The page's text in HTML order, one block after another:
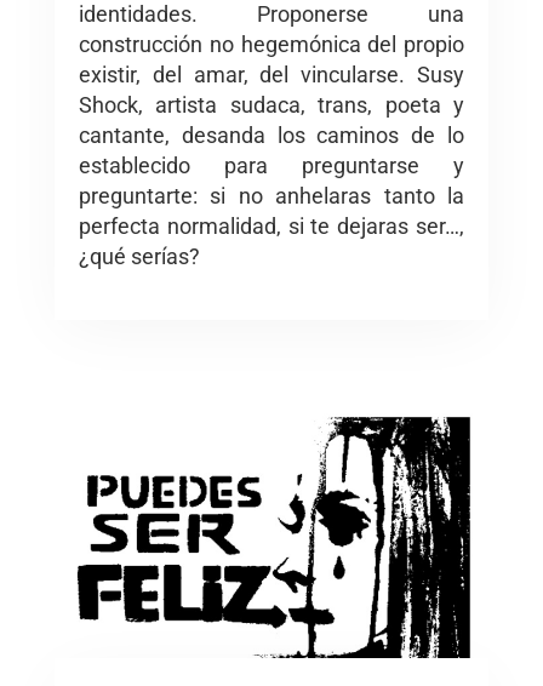
identidades. Proponerse una
construcción no hegemónica del propio
existir, del amar, del vincularse. Susy
Shock, artista sudaca, trans, poeta y
cantante, desanda los caminos de lo
establecido para preguntarse y
preguntarte: si no anhelaras tanto la
perfecta normalidad, si te dejaras ser…,
¿qué serías?